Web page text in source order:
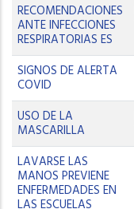
RECOMENDACIONES
ANTE INFECCIONES
RESPIRATORIAS ES
SIGNOS DE ALERTA
COVID
USO DE LA
MASCARILLA
LAVARSE LAS
MANOS PREVIENE
ENFERMEDADES EN
LAS ESCUELAS